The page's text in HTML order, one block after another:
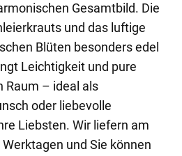
Gesamtbild. Die
und das luftige
Blüten besonders edel
Leichtigkeit und pure
Raum – ideal als
oder liebevolle
Liebsten. Wir liefern am
und Sie können